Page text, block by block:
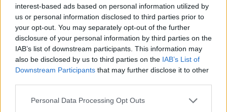
interest-based ads based on personal information utilized by
us or personal information disclosed to third parties prior to
your opt-out. You may separately opt-out of the further
disclosure of your personal information by third parties on the
IAB’s list of downstream participants. This information may
also be disclosed by us to third parties on the IAB’s List of
Downstream Participants that may further disclose it to other
Please note that this website/app uses one or more Google
Personal Data Processing Opt Outs
Βάλθηκε να τρελάνει κόσμο ο Καντέρ:
Ο Τούρκος πρώην σέντερ του NBA
δηλώνει ότι πληροί τα κριτήρια...
συμπερίληψης και δηλώνει υποψήφιος
να παίξει στο WNBA
07.08.2026, 23:30 27
Άλλος για data center; Επενδύσεις